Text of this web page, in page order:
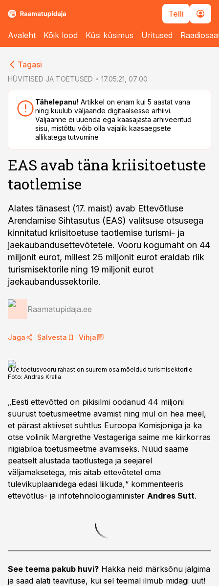
Telli
Avaleht Kõik lood Küsi küsimus Üritused
Tagasi
HÜVITISED JA TOETUSED 17.05.21, 07:00
Tähelepanu! Artikkel on enam kui 5 aastat vana
ning kuulub väljaande digitaalsesse arhiivi.
Väljaanne ei uuenda ega kaasajasta arhiveeritud
sisu, mistõttu võib olla vajalik kaasaegsete
allikatega tutvumine
EAS avab täna kriisitoetuste
taotlemise
Alates tänasest (17. maist) avab Ettevõtluse
Arendamise Sihtasutus (EAS) valitsuse otsusega
kinnitatud kriisitoetuse taotlemise turismi- ja
jaekaubandusettevõtetele. Vooru kogumaht on 44
miljonit eurot, millest 25 miljonit eurot eraldab riik
turismisektorile ning 19 miljonit eurot
jaekaubandussektorile.
Raamatupidaja.ee
Jaga Salvesta Vihja
Uue toetusvooru rahast on suurem osa mõeldud turismisektorile
Foto: Andras Kralla
„Eesti ettevõtted on pikisilmi oodanud 44 miljoni
suurust toetusmeetme avamist ning mul on hea meel,
et pärast aktiivset suhtlus Euroopa Komisjoniga ja ka
otse volinik Margrethe Vestageriga saime me kiirkorras
riigiabiloa toetusmeetme avamiseks. Nüüd saame
peatselt alustada taotlustega ja seejärel
väljamaksetega, mis aitab ettevõtetel oma
tulevikuplaanidega edasi liikuda,“ kommenteeris
ettevõtlus- ja infotehnoloogiaminister Andres Sutt.
See teema pakub huvi? Hakka neid märksõnu jälgima
ja saad alati teavituse, kui sel teemal ilmub midagi uut!